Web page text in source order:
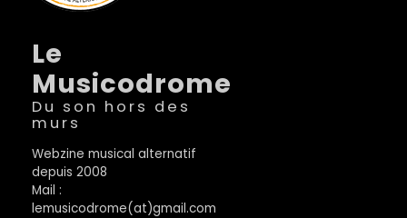
Le
Musicodrome
Du son hors des
murs
Webzine musical alternatif
depuis 2008
Mail :
lemusicodrome(at)gmail.com